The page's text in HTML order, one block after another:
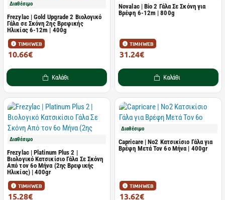
Διαθέσιμο
Frezylac | Gold Upgrade 2 Βιολογικό
Γάλα σε Σκόνη 2ης Βρεφικής
Ηλικίας 6-12m | 400g
ΤΙΜΗ WEB
10.66€
Καλάθι
Novalac | Bio 2 Γάλα Σε Σκόνη για
Βρέφη 6-12m | 800g
ΤΙΜΗ WEB
31.24€
Καλάθι
Διαθέσιμο
Frezylac | Platinum Plus 2 |
Βιολογικό Κατσικίσιο Γάλα Σε Σκόνη
Από τον 6ο Μήνα (2ης Βρεφικής
Ηλικίας) | 400gr
ΤΙΜΗ WEB
15.28€
Διαθέσιμο
Capricare | No2 Κατσικίσιο Γάλα για
Βρέφη Μετά Τον 6ο Μήνα | 400gr
ΤΙΜΗ WEB
13.62€